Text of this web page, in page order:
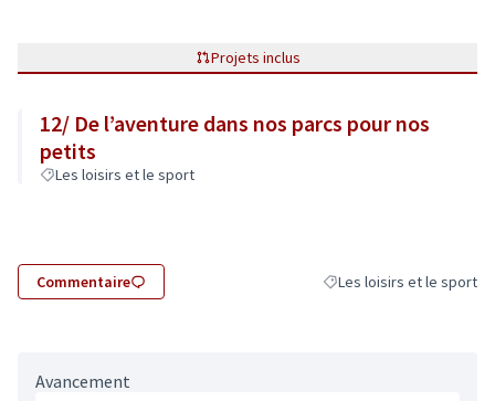
Projets inclus
12/ De l’aventure dans nos parcs pour nos
petits
Les loisirs et le sport
Commentaire Filtrer les résultats de la
Les loisirs et le sport
Avancement